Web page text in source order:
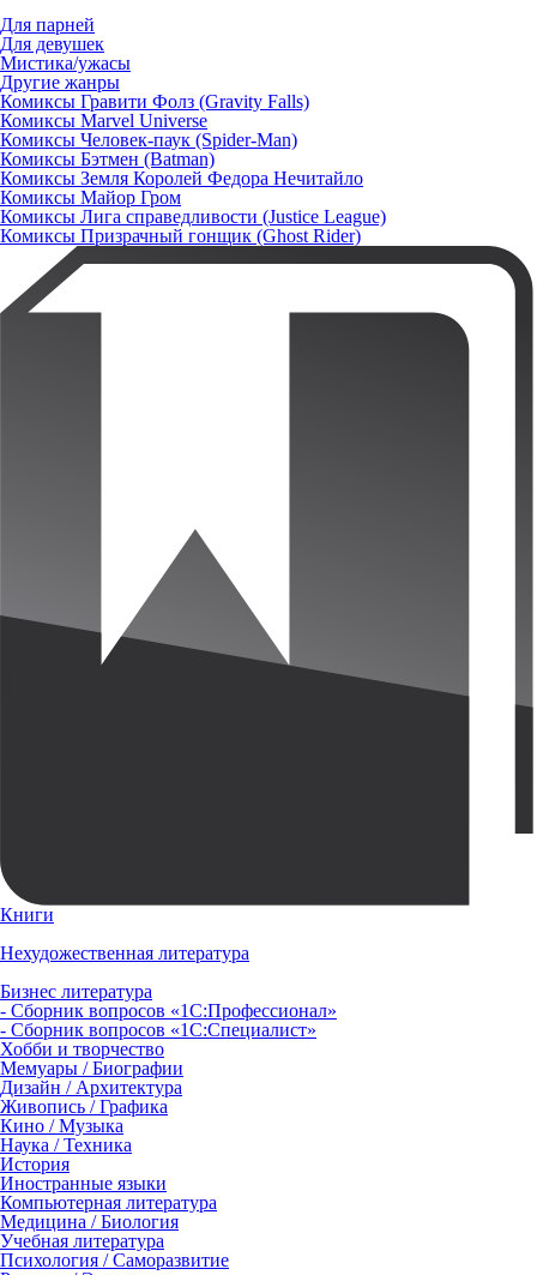
Для парней
Для девушек
Мистика/ужасы
Другие жанры
Комиксы Гравити Фолз (Gravity Falls)
Комиксы Marvel Universe
Комиксы Человек-паук (Spider-Man)
Комиксы Бэтмен (Batman)
Комиксы Земля Королей Федора Нечитайло
Комиксы Майор Гром
Комиксы Лига справедливости (Justice League)
Комиксы Призрачный гонщик (Ghost Rider)
Книги
Нехудожественная литература
Бизнес литература
- Сборник вопросов «1С:Профессионал»
- Сборник вопросов «1С:Специалист»
Хобби и творчество
Мемуары / Биографии
Дизайн / Архитектура
Живопись / Графика
Кино / Музыка
Наука / Техника
История
Иностранные языки
Компьютерная литература
Медицина / Биология
Учебная литература
Психология / Саморазвитие